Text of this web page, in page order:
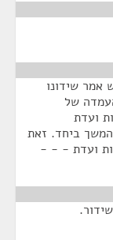
שידונו
של
ועדת
ביחד. זאת
ועדת - - -